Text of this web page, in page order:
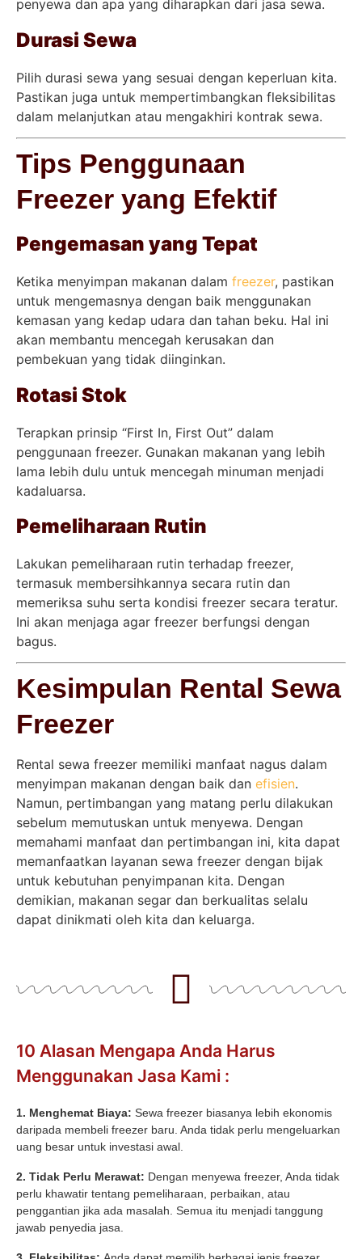
penyewa dan apa yang diharapkan dari jasa sewa.
Durasi Sewa
Pilih durasi sewa yang sesuai dengan keperluan kita.
Pastikan juga untuk mempertimbangkan fleksibilitas
dalam melanjutkan atau mengakhiri kontrak sewa.
Tips Penggunaan
Freezer yang Efektif
Pengemasan yang Tepat
Ketika menyimpan makanan dalam freezer, pastikan
untuk mengemasnya dengan baik menggunakan
kemasan yang kedap udara dan tahan beku. Hal ini
akan membantu mencegah kerusakan dan
pembekuan yang tidak diinginkan.
Rotasi Stok
Terapkan prinsip “First In, First Out” dalam
penggunaan freezer. Gunakan makanan yang lebih
lama lebih dulu untuk mencegah minuman menjadi
kadaluarsa.
Pemeliharaan Rutin
Lakukan pemeliharaan rutin terhadap freezer,
termasuk membersihkannya secara rutin dan
memeriksa suhu serta kondisi freezer secara teratur.
Ini akan menjaga agar freezer berfungsi dengan
bagus.
Kesimpulan Rental Sewa
Freezer
Rental sewa freezer memiliki manfaat nagus dalam
menyimpan makanan dengan baik dan efisien.
Namun, pertimbangan yang matang perlu dilakukan
sebelum memutuskan untuk menyewa. Dengan
memahami manfaat dan pertimbangan ini, kita dapat
memanfaatkan layanan sewa freezer dengan bijak
untuk kebutuhan penyimpanan kita. Dengan
demikian, makanan segar dan berkualitas selalu
dapat dinikmati oleh kita dan keluarga.
10 Alasan Mengapa Anda Harus
Menggunakan Jasa Kami :
1. Menghemat Biaya: Sewa freezer biasanya lebih ekonomis
daripada membeli freezer baru. Anda tidak perlu mengeluarkan
uang besar untuk investasi awal.
2. Tidak Perlu Merawat: Dengan menyewa freezer, Anda tidak
perlu khawatir tentang pemeliharaan, perbaikan, atau
penggantian jika ada masalah. Semua itu menjadi tanggung
jawab penyedia jasa.